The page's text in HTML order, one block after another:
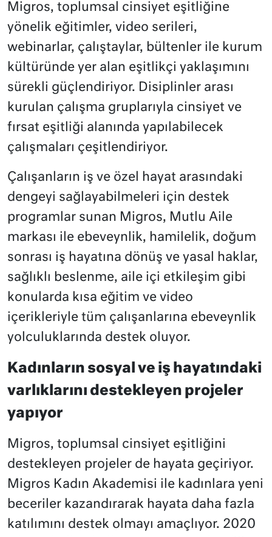
Migros, toplumsal cinsiyet eşitliğine
yönelik eğitimler, video serileri,
webinarlar, çalıştaylar, bültenler ile kurum
kültüründe yer alan eşitlikçi yaklaşımını
sürekli güçlendiriyor. Disiplinler arası
kurulan çalışma gruplarıyla cinsiyet ve
fırsat eşitliği alanında yapılabilecek
çalışmaları çeşitlendiriyor.
Çalışanların iş ve özel hayat arasındaki
dengeyi sağlayabilmeleri için destek
programlar sunan Migros, Mutlu Aile
markası ile ebeveynlik, hamilelik, doğum
sonrası iş hayatına dönüş ve yasal haklar,
sağlıklı beslenme, aile içi etkileşim gibi
konularda kısa eğitim ve video
içerikleriyle tüm çalışanlarına ebeveynlik
yolculuklarında destek oluyor.
Kadınların sosyal ve iş hayatındaki
varlıklarını destekleyen projeler
yapıyor
Migros, toplumsal cinsiyet eşitliğini
destekleyen projeler de hayata geçiriyor.
Migros Kadın Akademisi ile kadınlara yeni
beceriler kazandırarak hayata daha fazla
katılımını destek olmayı amaçlıyor. 2020